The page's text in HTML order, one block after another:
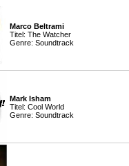
Marco Beltrami
Titel: The Watcher
Genre: Soundtrack
Mark Isham
Titel: Cool World
Genre: Soundtrack